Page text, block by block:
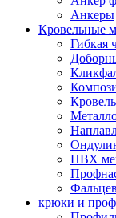
Анкеры
Кровельные
Гибкая
ПВХ
крюки и